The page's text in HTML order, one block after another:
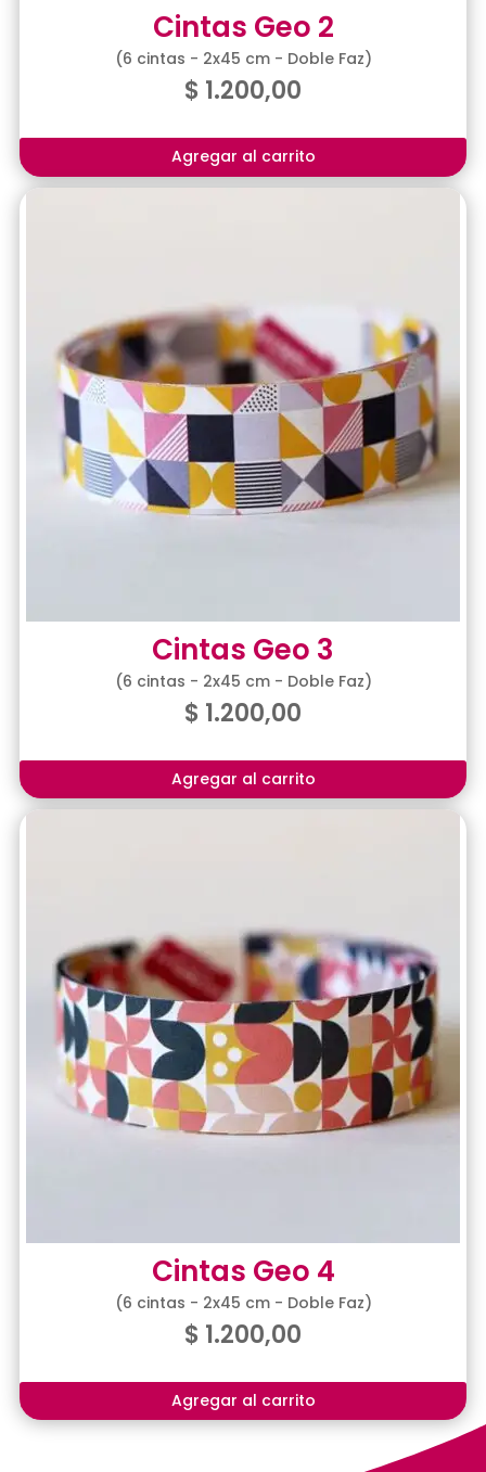
Cintas Geo 2
(6 cintas - 2x45 cm - Doble Faz)
$ 1.200,00
Agregar al carrito
Cintas Geo 3
(6 cintas - 2x45 cm - Doble Faz)
$ 1.200,00
Agregar al carrito
Cintas Geo 4
(6 cintas - 2x45 cm - Doble Faz)
$ 1.200,00
Agregar al carrito